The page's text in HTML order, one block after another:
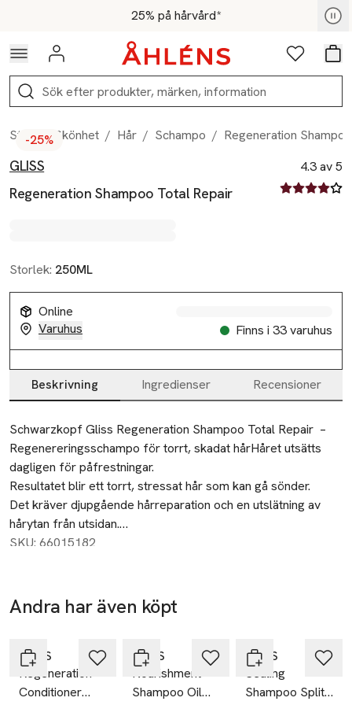
Hoppa till navigationsmenyn25% på hårvård*
För medlemmar - Shoppa nu
Logga in Favoriter
Sök
Start / Skönhet / Hår / Schampo / Regeneration
Produktbilder
Hoppa över bildspelet
-25%
GLISS
Regeneration Shampoo Total Repair
4.3 av 5
4.3 av fem
Storlek: 250ML
Online
Varuhus
Finns i 33 varuhus
Produktinformation
Beskrivning Ingredienser Recensioner
Beskrivning
Schwarzkopf Gliss Regeneration Shampoo Total Repair  –
Regenereringsschampo för torrt, skadat hårHåret utsätts
dagligen för påfrestningar.
Resultatet blir ett torrt, stressat hår som kan gå sönder.
Det kräver djupgående hårreparation och en utslätning av
hårytan från utsidan.
Gliss Total Repair påfyllningsschampo kombinerar
med djupt reparerande formula och aktiva ingredienser.Det
här Gliss-schampot reparerar håret och minskar antalet
Det här reparerande schampot skyddar och stärker håret
och gör det mjukt, friskt och glansigt.
Med en doft av mysk.
SKU: 66015182
Andra har även köpt
GLISS
Regeneration
Conditioner
-25%
GLISS
Nourishment
Shampoo Oil
GLISS
Sealing
Shampoo Split